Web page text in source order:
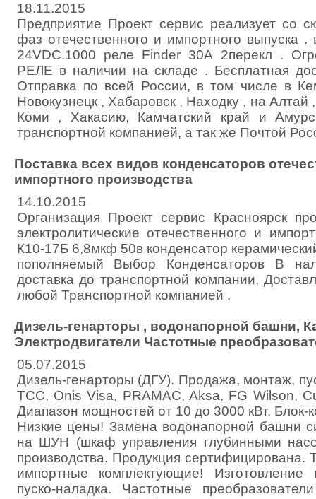
18.11.2015
Предприятие Проект сервис реализует со
фаз отечественного и импортного выпуска
24VDC.1000 реле Finder 30A 2перекл .
РЕЛЕ в наличии на складе . Бесплатная
Отправка по всей России, в том числе в
Новокузнецк , Хабаровск , Находку , на Алтай
Коми , Хакасию, Камчатский край и
транспортной компанией, а так же Почтой
Поставка всех видов конденсаторов
импортного производства
14.10.2015
Организация Проект сервис Красноярск
электролитические отечественного и
К10-17Б 6,8мкф 50в конденсатор
пополняемый Выбор Конденсаторов В
доставка до транспортной компании,
любой Транспортной компанией .
Дизель-генарторы , водонапорной башни,
Электродвигатели Частотные
05.07.2015
Дизель-генарторы (ДГУ). Продажа, монтаж,
ТСС, Onis Visa, PRAMAC, Aksa, FG Wilson,
Диапазон мощностей от 10 до 3000 кВт.
Низкие цены! Замена водонапорной башни
на ШУН (шкаф управления глубинными
производства. Продукция сертифицирована.
импортные комплектующие!
пуско-наладка. Частотные